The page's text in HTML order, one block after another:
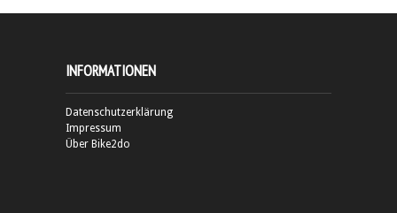
INFORMATIONEN
Datenschutzerklärung
Impressum
Über Bike2do